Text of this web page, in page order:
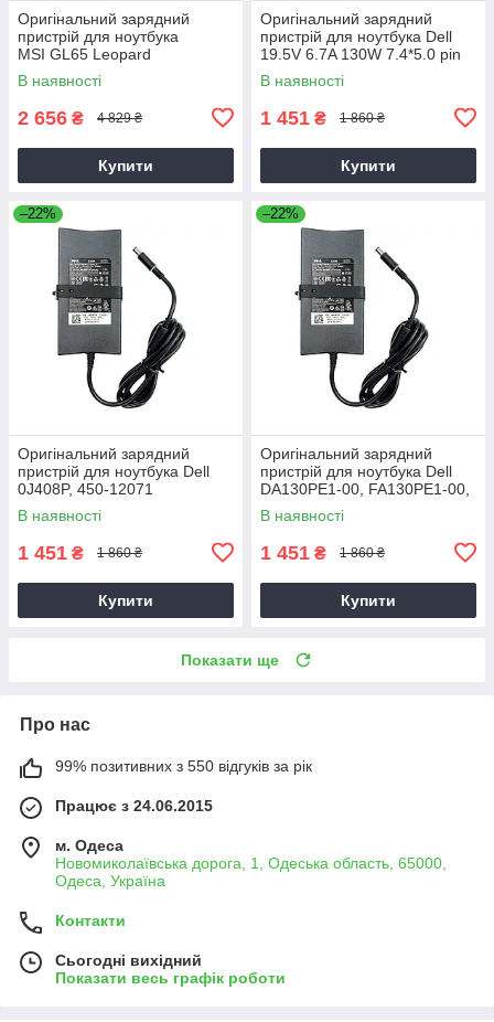
Оригінальний зарядний
пристрій для ноутбука
MSI GL65 Leopard
В наявності
2 656 ₴ 4 829 ₴
Купити
Оригінальний зарядний
пристрій для ноутбука Dell
19.5V 6.7A 130W 7.4*5.0 pin
Slim (PA-4E)
В наявності
1 451 ₴ 1 860 ₴
Купити
–22%
Оригінальний зарядний
пристрій для ноутбука Dell
0J408P, 450-12071
В наявності
1 451 ₴ 1 860 ₴
Купити
–22%
Оригінальний зарядний
пристрій для ноутбука Dell
DA130PE1-00, FA130PE1-00,
HA130PM160
В наявності
1 451 ₴ 1 860 ₴
Купити
Показати ще
Про нас
99% позитивних з 550 відгуків за рік
Працює з 24.06.2015
м. Одеса
Новомиколаївська дорога, 1, Одеська область, 65000,
Одеса, Україна
Контакти
Сьогодні вихідний
Показати весь графік роботи